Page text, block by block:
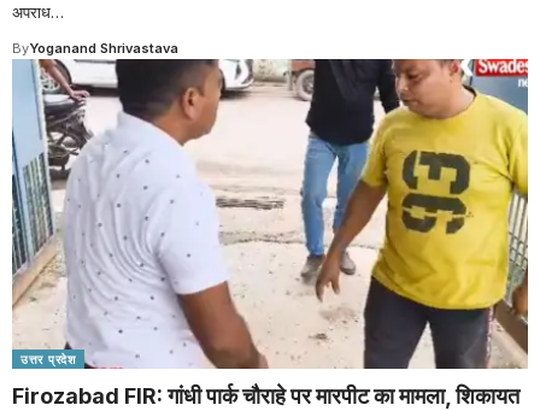
अपराध…
ByYoganand Shrivastava
उत्तर प्रदेश
Firozabad FIR: गांधी पार्क चौराहे पर मारपीट का मामला, शिकायत